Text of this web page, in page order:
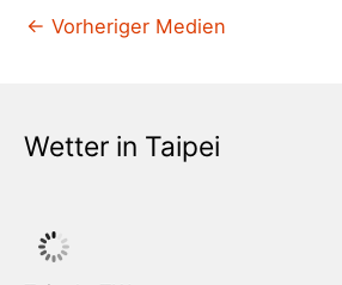
← Vorheriger Medien
Wetter in Taipei